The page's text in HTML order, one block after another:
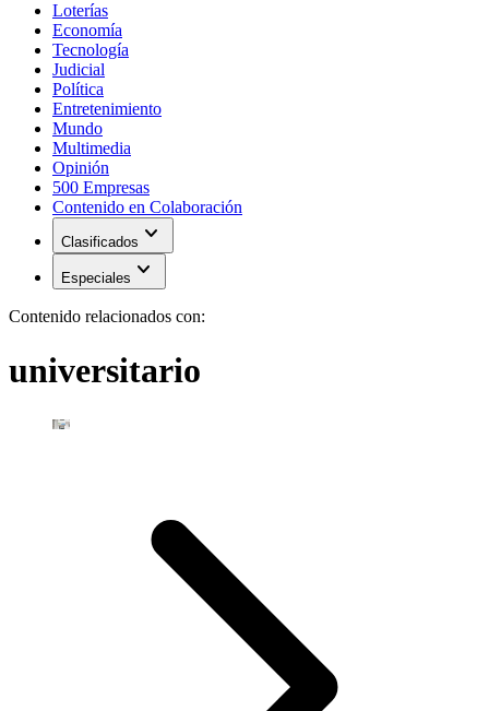
Loterías
Economía
Tecnología
Judicial
Política
Entretenimiento
Mundo
Multimedia
Opinión
500 Empresas
Contenido en Colaboración
Clasificados expand_more
Especiales expand_more
Contenido relacionados con:
universitario